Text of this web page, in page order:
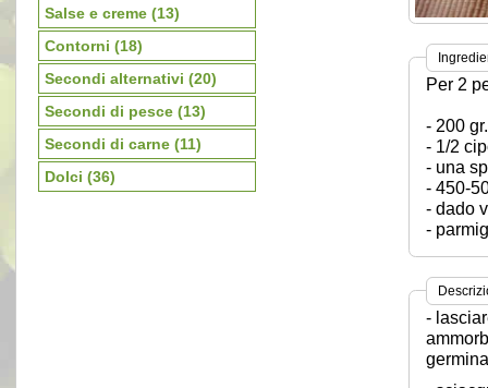
Salse e creme (13)
Contorni (18)
Secondi alternativi (20)
Secondi di pesce (13)
Secondi di carne (11)
Dolci (36)
Per 2
- 200
- 1/2
- una
- 450-
- dado
-
-